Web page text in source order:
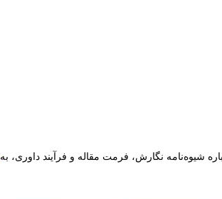
شیوه‌نامه نگارش، فرمت مقاله و فرآیند داوری، به